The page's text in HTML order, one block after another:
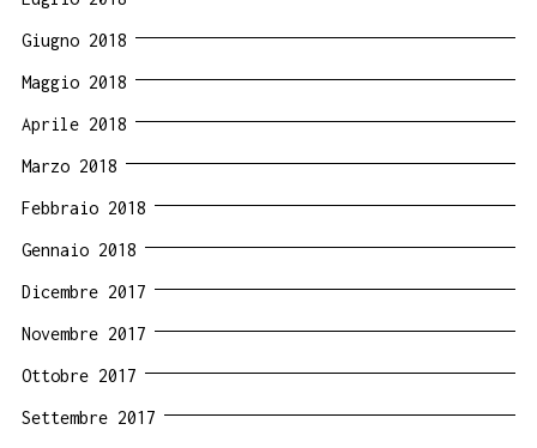
Giugno 2018
Maggio 2018
Aprile 2018
Marzo 2018
Febbraio 2018
Gennaio 2018
Dicembre 2017
Novembre 2017
Ottobre 2017
Settembre 2017